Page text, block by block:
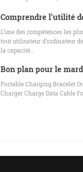
Comprendre l’utilité
L’une des compétences les
tout utilisateur d’ordinateur
la capacité…
Bon plan pour le
Portable Charging Bracelet
Charger Charge Data Cable